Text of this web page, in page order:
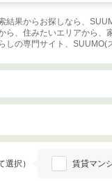
結果からお探しなら、
、住みたいエリアから
の専門サイト、SUUMO(
選択） 賃貸マン